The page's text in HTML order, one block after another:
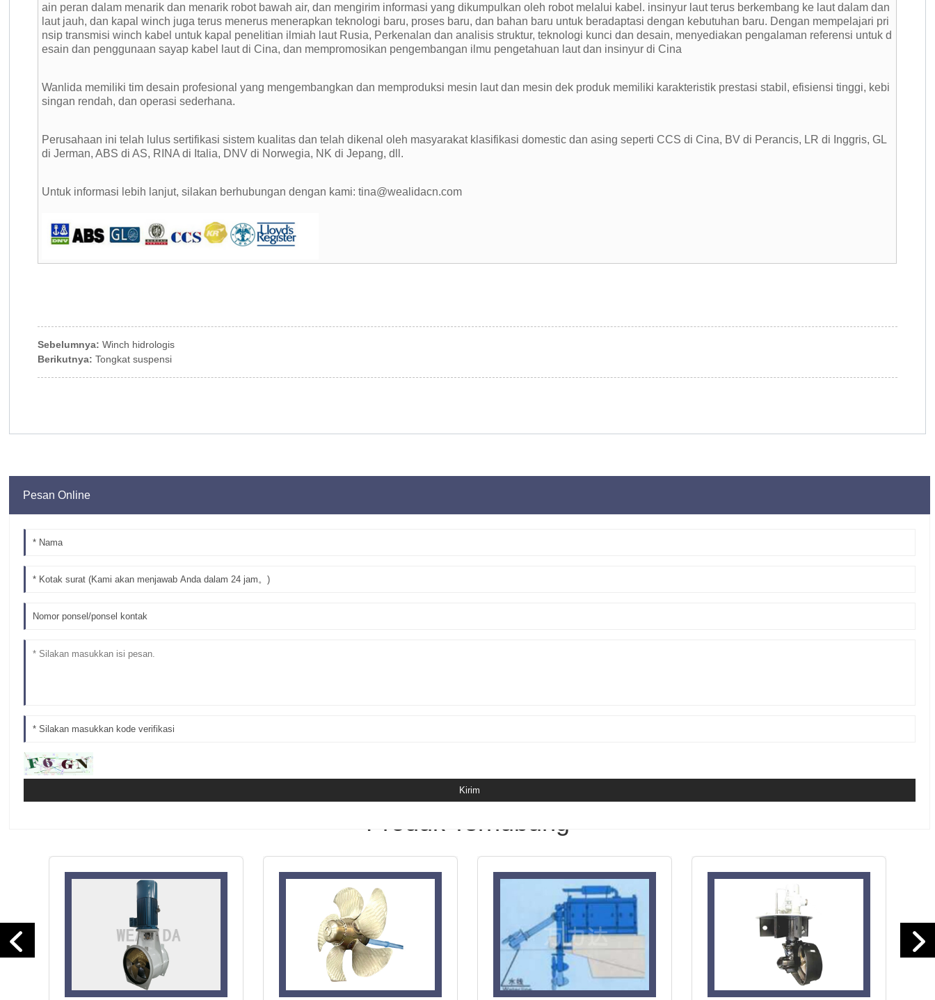
ain peran dalam menarik dan menarik robot bawah air, dan mengirim informasi yang dikumpulkan oleh robot melalui kabel. insinyur laut terus berkembang ke laut dalam dan
laut jauh, dan kapal winch juga terus menerus menerapkan teknologi baru, proses baru, dan bahan baru untuk beradaptasi dengan kebutuhan baru. Dengan mempelajari pri
nsip transmisi winch kabel untuk kapal penelitian ilmiah laut Rusia, Perkenalan dan analisis struktur, teknologi kunci dan desain, menyediakan pengalaman referensi untuk d
esain dan penggunaan sayap kabel laut di Cina, dan mempromosikan pengembangan ilmu pengetahuan laut dan insinyur di Cina
Wanlida memiliki tim desain profesional yang mengembangkan dan memproduksi mesin laut dan mesin dek produk memiliki karakteristik prestasi stabil, efisiensi tinggi, kebi
singan rendah, dan operasi sederhana.
Perusahaan ini telah lulus sertifikasi sistem kualitas dan telah dikenal oleh masyarakat klasifikasi domestic dan asing seperti CCS di Cina, BV di Perancis, LR di Inggris, GL
di Jerman, ABS di AS, RINA di Italia, DNV di Norwegia, NK di Jepang, dll.
Untuk informasi lebih lanjut, silakan berhubungan dengan kami: tina@wealidacn.com
Sebelumnya: Winch hidrologis
Berikutnya: Tongkat suspensi
Pesan Online
Produk Terhubung